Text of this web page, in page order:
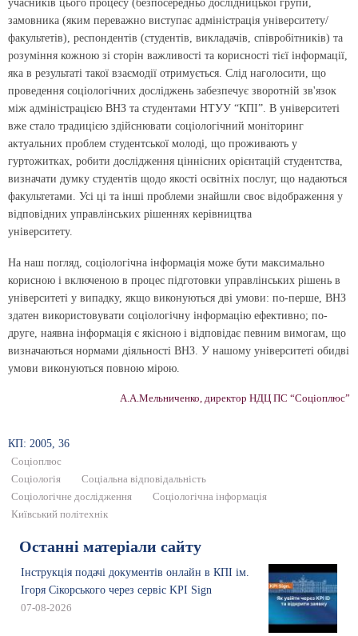
учасників цього процесу (безпосередньо дослідницької групи,
замовника (яким переважно виступає адміністрація університету/
факультетів), респондентів (студентів, викладачів, співробітників) та
розуміння кожною зі сторін важливості та корисності тієї інформації,
яка в результаті такої взаємодії отримується. Слід наголосити, що
проведення соціологічних досліджень забезпечує зворотній зв'язок
між адміністрацією ВНЗ та студентами НТУУ “КПІ”. В університеті
вже стало традицією здійснювати соціологічний моніторинг
актуальних проблем студентської молоді, що проживають у
гуртожитках, робити дослідження ціннісних орієнтацій студентства,
визначати думку студентів щодо якості освітніх послуг, що надаються
факультетами. Усі ці та інші проблеми знайшли своє відображення у
відповідних управлінських рішеннях керівництва
університету.
На наш погляд, соціологічна інформація може бути максимально
корисною і включеною в процес підготовки управлінських рішень в
університеті у випадку, якщо виконуються дві умови: по-перше, ВНЗ
здатен використовувати соціологічну інформацію ефективно; по-
друге, наявна інформація є якісною і відповідає певним вимогам, що
визначаються нормами діяльності ВНЗ. У нашому університеті обидві
умови виконуються повною мірою.
А.А.Мельниченко, директор НДЦ ПС “Соціоплюс”
КП: 2005, 36
Соціоплюс
Соціологія
Соціальна відповідальність
Соціологічне дослідження
Соціологічна інформація
Київський політехнік
Останні матеріали сайту
Інструкція подачі документів онлайн в КПІ ім.
Ігоря Сікорського через сервіс KPI Sign
07-08-2026